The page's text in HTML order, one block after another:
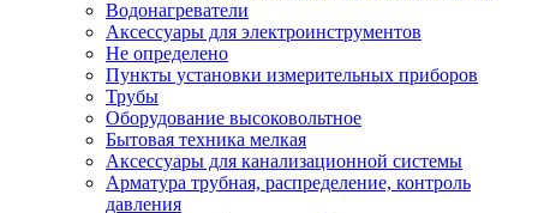
Водонагреватели
Аксессуары для электроинструментов
Не определено
Пункты установки измерительных приборов
Трубы
Оборудование высоковольтное
Бытовая техника мелкая
Аксессуары для канализационной системы
Арматура трубная, распределение, контроль
давления